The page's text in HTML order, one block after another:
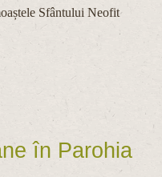
Sfântului Neofit
în Parohia